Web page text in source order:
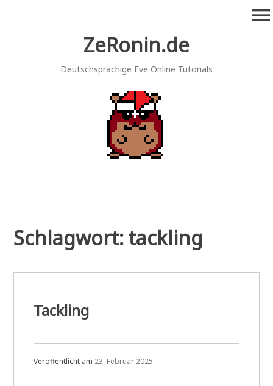
ZeRonin.de
Deutschsprachige Eve Online Tutorials
menu
Schlagwort: tackling
Tackling
Veröffentlicht am 23. Februar 2025